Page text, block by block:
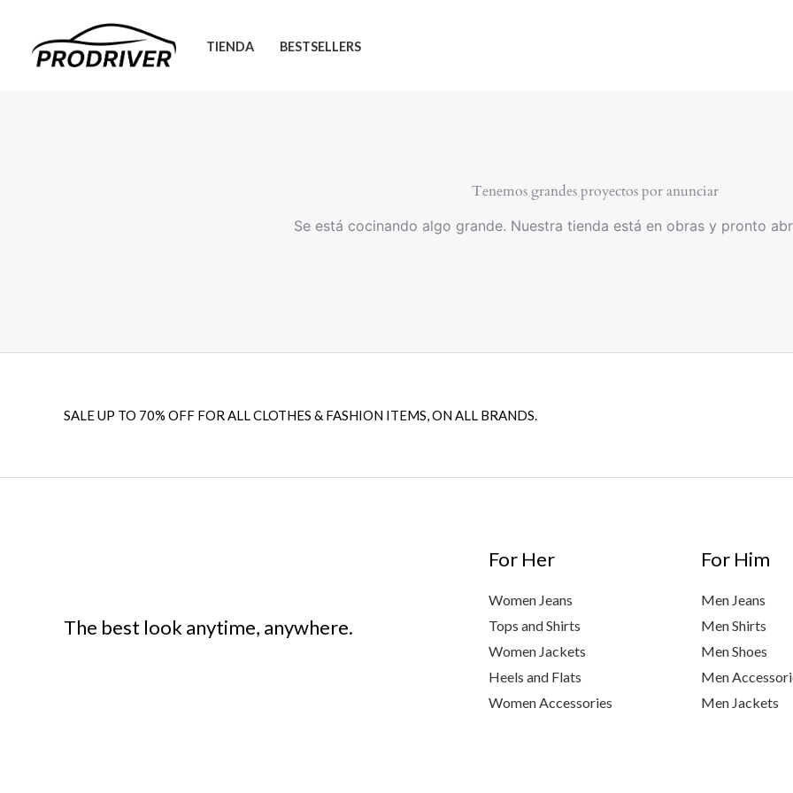
contenido
TIENDA BESTSELLERS
Tenemos grandes proyectos por anunciar
Se está cocinando algo grande. Nuestra tienda está en obras y pronto
SALE UP TO 70% OFF FOR ALL CLOTHES & FASHION ITEMS, ON ALL BRANDS.
The best look anytime, anywhere.
For Her
Women Jeans
Tops and Shirts
Women Jackets
Heels and Flats
Women Accessories
For Him
Men Jeans
Men Shirts
Men Shoes
Men
Men Jackets